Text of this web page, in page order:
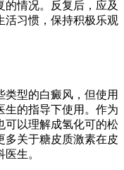
情况。反复后，应及
活习惯，保持积极乐观
型的白癜风，但使用
生的指导下使用。作为
可以理解成氢化可的松
多关于糖皮质激素在皮
生。